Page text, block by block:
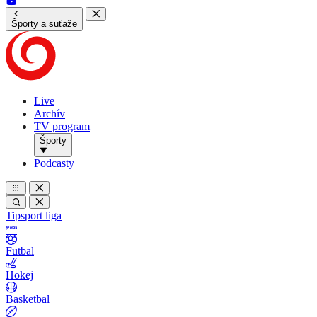
Športy a suťaže
Live
Archív
TV program
Športy
Podcasty
Tipsport liga
Futbal
Hokej
Basketbal